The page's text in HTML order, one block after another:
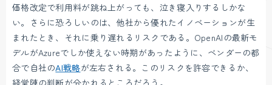
価格改定で利用料が跳ね上がっても、泣き寝入りするしかな
い。さらに恐ろしいのは、他社から優れたイノベーションが生
まれたとき、それに乗り遅れるリスクである。OpenAIの最新モ
デルがAzureでしか使えない時期があったように、ベンダーの都
合で自社のAI戦略が左右される。このリスクを許容できるか、
経営陣の判断が分かれるところだろう。